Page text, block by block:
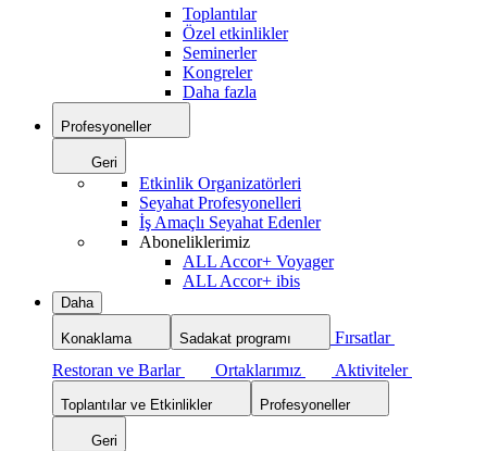
Toplantılar
Özel etkinlikler
Seminerler
Kongreler
Daha fazla
Profesyoneller
Geri
Etkinlik Organizatörleri
Seyahat Profesyonelleri
İş Amaçlı Seyahat Edenler
Aboneliklerimiz
ALL Accor+ Voyager
ALL Accor+ ibis
Daha
Konaklama Sadakat programı
Fırsatlar
Restoran ve Barlar
Ortaklarımız Aktiviteler
Toplantılar ve Etkinlikler Profesyoneller
Geri